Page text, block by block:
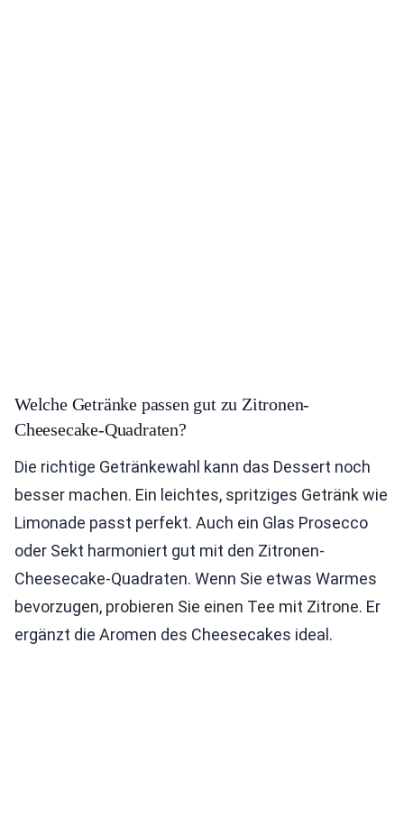
Welche Getränke passen gut zu Zitronen-
Cheesecake-Quadraten?
Die richtige Getränkewahl kann das Dessert noch
besser machen. Ein leichtes, spritziges Getränk wie
Limonade passt perfekt. Auch ein Glas Prosecco
oder Sekt harmoniert gut mit den Zitronen-
Cheesecake-Quadraten. Wenn Sie etwas Warmes
bevorzugen, probieren Sie einen Tee mit Zitrone. Er
ergänzt die Aromen des Cheesecakes ideal.